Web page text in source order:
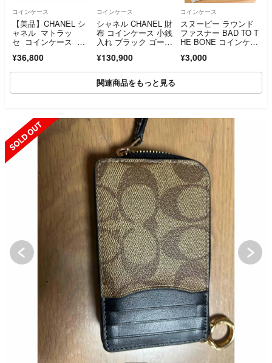
コインケース
【美品】CHANEL シ
ャネル マトラッ
セ コインケース 小
¥36,800
コインケース
シャネル CHANEL 財
布 コインケース 小銭
入れ ブラック ゴール
ス カードケース クラ
シック
¥130,900
コインケース
スヌーピー ラウンド
ファスナー BAD TO T
HE BONE コインケー
¥3,000
関連商品をもっと見る
SOLD OUT